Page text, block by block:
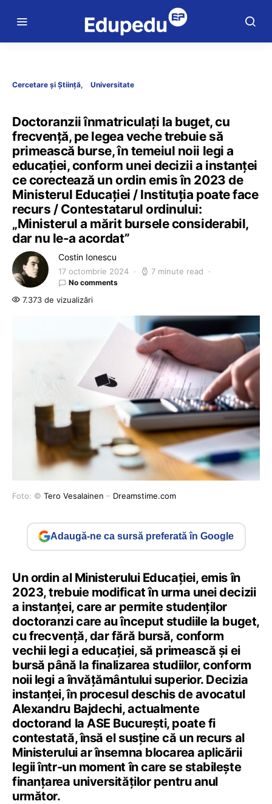
Cercetare și Știință Universitate
Doctoranzii înmatriculați la buget, cu
frecvență, pe legea veche trebuie să
primească burse, în temeiul noii legi a
educației, conform unei decizii a instanței
ce corectează un ordin emis în 2023 de
Ministerul Educației / Instituția poate face
recurs / Contestatarul ordinului:
„Ministerul a mărit bursele considerabil,
dar nu le-a acordat”
Costin Ionescu
17 octombrie 2024 7 minute read
No comments
7.373 de vizualizări
Foto: © Tero Vesalainen – Dreamstime.com
Adaugă-ne ca sursă preferată în Google
Un ordin al Ministerului Educației, emis în
2023, trebuie modificat în urma unei decizii
a instanței, care ar permite studenților
doctoranzi care au început studiile la buget,
cu frecvență, dar fără bursă, conform
vechii legi a educației, să primească și ei
bursă până la finalizarea studiilor, conform
noii legi a învățământului superior. Decizia
instanței, în procesul deschis de avocatul
Alexandru Bajdechi, actualmente
doctorand la ASE București, poate fi
contestată, însă el susține că un recurs al
Ministerului ar însemna blocarea aplicării
legii într-un moment în care se stabilește
finanțarea universităților pentru anul
următor.